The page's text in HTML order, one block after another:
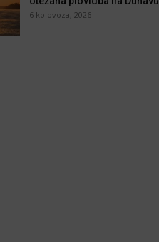
6 kolovoza, 2026